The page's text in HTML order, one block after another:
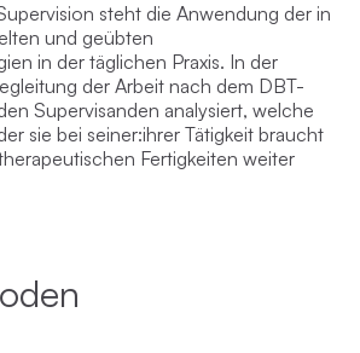
steht die Anwendung der in
und geübten
in der täglichen Praxis. In der
der Arbeit nach dem DBT-
Supervisanden analysiert, welche
sie bei seiner:ihrer Tätigkeit braucht
Fertigkeiten weiter